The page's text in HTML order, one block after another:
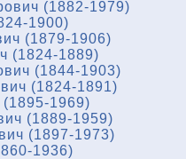
(1882-1979)
1900)
(1879-1906)
(1824-1889)
(1844-1903)
(1824-1891)
1969)
(1889-1959)
(1897-1973)
1936)